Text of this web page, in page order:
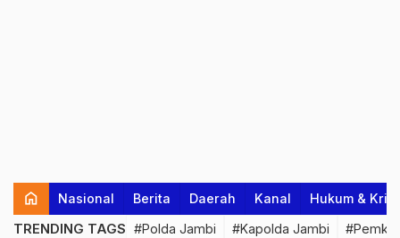
home Nasional Berita Daerah Kanal Hukum &
TRENDING TAGS #Polda Jambi #Kapolda Jambi